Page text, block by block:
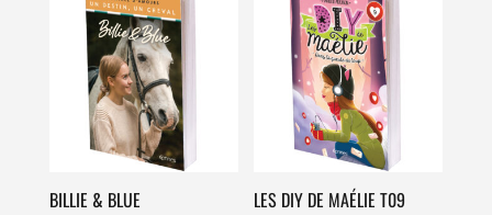
BILLIE & BLUE LES DIY DE MAÉLIE T09